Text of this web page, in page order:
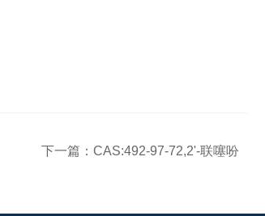
下一篇： CAS:492-97-72,2'-联噻吩